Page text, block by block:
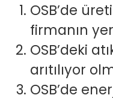
OSB’de
firmanın
OSB’deki
arıtılıyor
OSB’de